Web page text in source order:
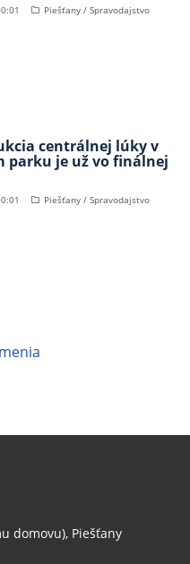
Piešťany / Spravodajstvo
centrálnej lúky v
parku je už vo finálnej
Piešťany / Spravodajstvo
domovu), Piešťany